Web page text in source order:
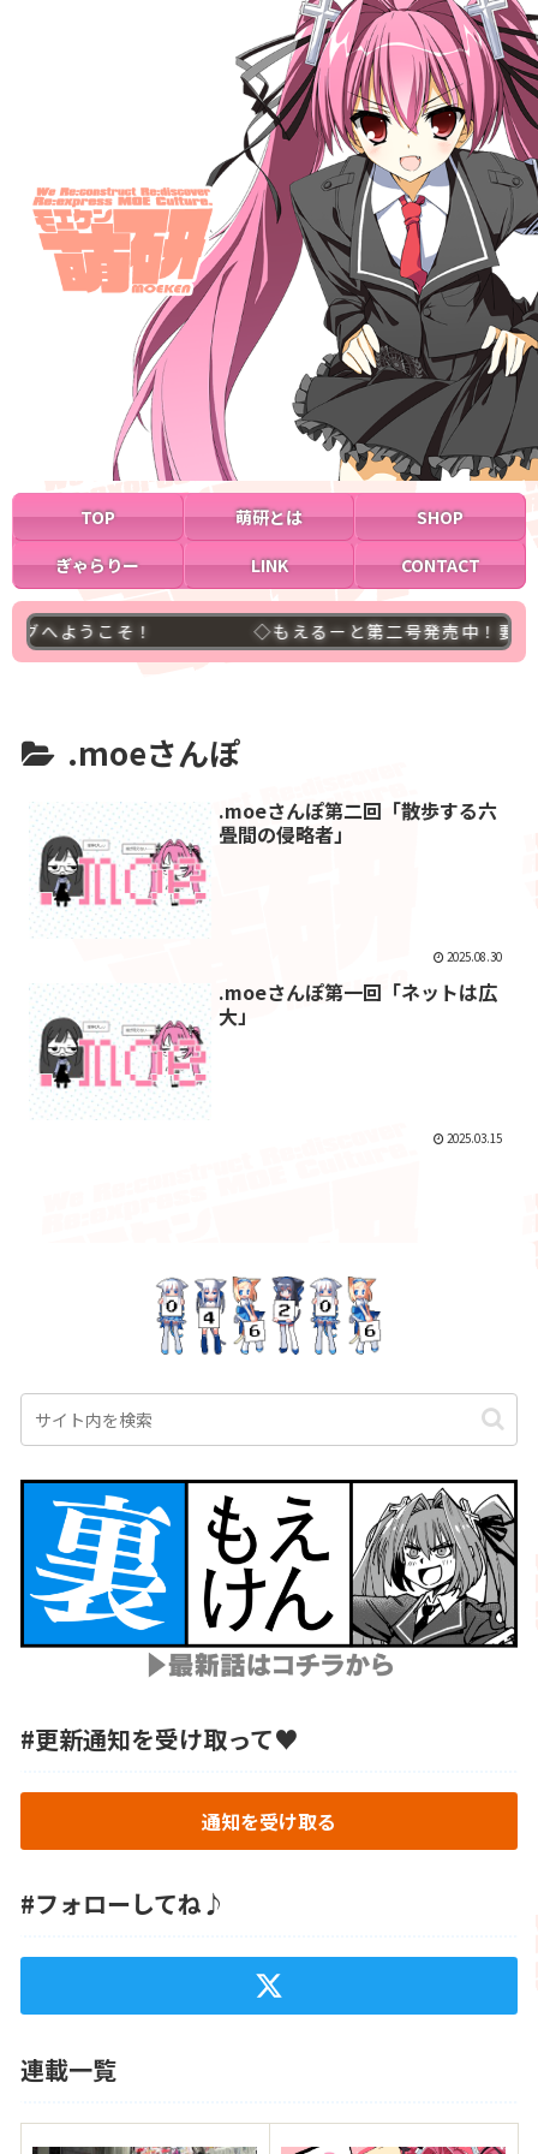
TOP 萌研とは
SHOP
ぎゃらりー
LINK CONTACT
ようこそ！ ◇もえるーと第二号発売中！要チェ
.moeさんぽ
.moeさんぽ第二回「散歩する六
畳間の侵略者」
2025.08.30
.moeさんぽ第一回「ネットは広
大」
2025.03.15
#更新通知を受け取って♥
通知を受け取る
#フォローしてね♪
連載一覧